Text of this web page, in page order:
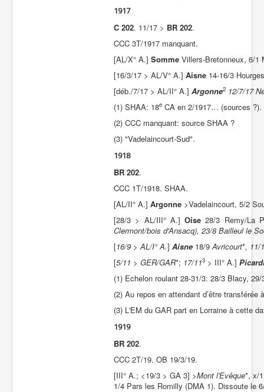
1917
C 202. 11/17 > BR 202.
CCC 3T/1917 manquant.
[AL/X° A.] Somme Villers-Bretonneux, 6/1
[16/3/17 > AL/V° A.] Aisne 14-16/3
[déb./7/17 > AL/II° A.] Argonne2 12/7/17
(1) SHAA: 18e CA en 2/1917… (sources ?).
(2) CCC manquant: source SHAA ?
(3) "Vadelaincourt-Sud".
1918
BR 202.
CCC 1T/1918. SHAA.
[AL/II° A.] Argonne >Vadelaincourt, 5/2
[28/3 > AL/III° A.]Oise 28/3 Remy/La
Clermont/bois d'Ansacq), 23/8 Bailleul le
[16/9 > AL/I° A.] Aisne 18/9Avricourt*, 11/
[5/11 > GER/GAR*; 17/113 > III° A.]
(1) Echelon roulant 28-31/3: 28/3 Blacy,
(2) Au repos en attendant d’être transférée
(3) L'EM du GAR part en Lorraine à cette
1919
BR 202.
CCC 2T/19. OB 19/3/19.
[III° A.; <19/3 > GA 3] >Mont l'Evêque*, x/
1/4 Pars les Romilly (DMA 1). Dissoute le